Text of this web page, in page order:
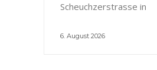
Scheuchzerstrasse in
6. August 2026